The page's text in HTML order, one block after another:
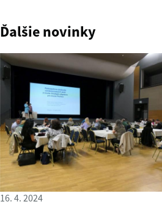
Ďalšie novinky
16. 4. 2024